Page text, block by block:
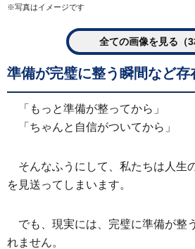
※写真はイメージです
全ての画像を見る（3
準備が完璧に整う瞬間など存
「もっと準備が整ってから」
「ちゃんと自信がついてから」
そんなふうにして、私たちは人生
を見送ってしまいます。
でも、現実には、完璧に準備が整
れません。